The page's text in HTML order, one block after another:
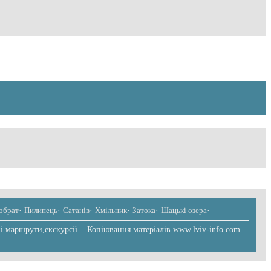
· Пилипець· Сатанів· Хмільник· Затока· Шацькі озера·
маршрути,екскурсії... Копіювання матеріалів www.lviv-info.com